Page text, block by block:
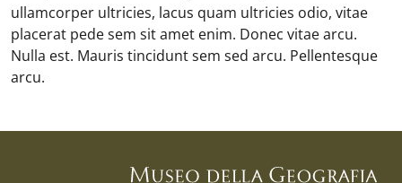
ullamcorper ultricies, lacus quam ultricies odio, vitae
placerat pede sem sit amet enim. Donec vitae arcu.
Nulla est. Mauris tincidunt sem sed arcu. Pellentesque
arcu.